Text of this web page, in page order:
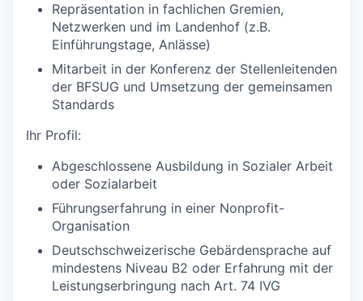
Repräsentation in fachlichen Gremien,
Netzwerken und im Landenhof (z.B.
Einführungstage, Anlässe)
Mitarbeit in der Konferenz der Stellenleitenden
der BFSUG und Umsetzung der gemeinsamen
Standards
Ihr Profil:
Abgeschlossene Ausbildung in Sozialer Arbeit
oder Sozialarbeit
Führungserfahrung in einer Nonprofit-
Organisation
Deutschschweizerische Gebärdensprache auf
mindestens Niveau B2 oder Erfahrung mit der
Leistungserbringung nach Art. 74 IVG